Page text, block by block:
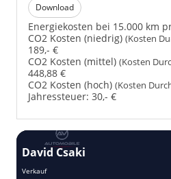
Download
Energiekosten bei 15.000 km
CO2 Kosten (niedrig) (Kosten
189,- €
CO2 Kosten (mittel) (Kosten
448,88 €
CO2 Kosten (hoch) (Kosten
Jahressteuer: 30,- €
David Csaki
Verkauf